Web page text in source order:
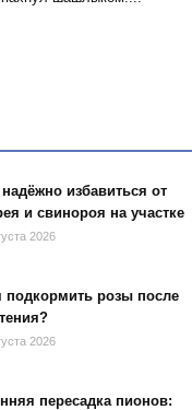
надёжно избавиться от
и свинороя на участке
2026
подкормить розы после
2026
пересадка пионов: